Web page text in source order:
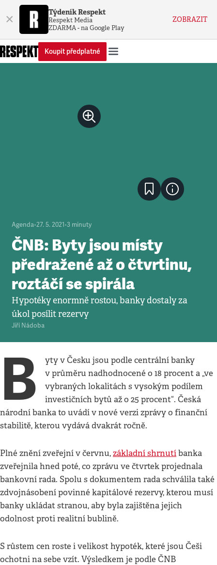
× Týdeník Respekt
Respekt Media
ZDARMA - na Google Play
ZOBRAZIT
Koupit předplatné
Agenda•27. 5. 2021•3 minuty
ČNB: Byty jsou místy
předražené až o čtvrtinu,
roztáčí se spirála
Hypotéky enormně rostou, banky dostaly za
úkol posílit rezervy
Jiří Nádoba
B
yty v Česku jsou podle centrální banky
v průměru nadhodnocené o 18 procent a „ve
vybraných lokalitách s vysokým podílem
investičních bytů až o 25 procent“. Česká
národní banka to uvádí v nové verzi zprávy o finanční
stabilitě, kterou vydává dvakrát ročně.
Plné znění zveřejní v červnu,základní shrnutíbanka
zveřejnila hned poté, co zprávu ve čtvrtek projednala
bankovní rada. Spolu s dokumentem rada schválila také
zdvojnásobení povinné kapitálové rezervy, kterou musí
banky ukládat stranou, aby byla zajištěna jejich
odolnost proti realitní bublině.
S růstem cen roste i velikost hypoték, které jsou Češi
ochotni na sebe vzít. Výsledkem je podle ČNB